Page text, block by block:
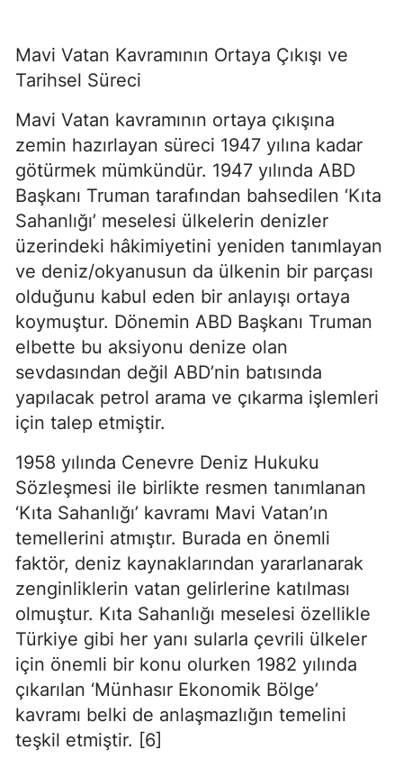
Mavi Vatan Kavramının Ortaya Çıkışı ve
Tarihsel Süreci
Mavi Vatan kavramının ortaya çıkışına
zemin hazırlayan süreci 1947 yılına kadar
götürmek mümkündür. 1947 yılında ABD
Başkanı Truman tarafından bahsedilen ‘Kıta
Sahanlığı’ meselesi ülkelerin denizler
üzerindeki hâkimiyetini yeniden tanımlayan
ve deniz/okyanusun da ülkenin bir parçası
olduğunu kabul eden bir anlayışı ortaya
koymuştur. Dönemin ABD Başkanı Truman
elbette bu aksiyonu denize olan
sevdasından değil ABD’nin batısında
yapılacak petrol arama ve çıkarma işlemleri
için talep etmiştir.
1958 yılında Cenevre Deniz Hukuku
Sözleşmesi ile birlikte resmen tanımlanan
‘Kıta Sahanlığı’ kavramı Mavi Vatan’ın
temellerini atmıştır. Burada en önemli
faktör, deniz kaynaklarından yararlanarak
zenginliklerin vatan gelirlerine katılması
olmuştur. Kıta Sahanlığı meselesi özellikle
Türkiye gibi her yanı sularla çevrili ülkeler
için önemli bir konu olurken 1982 yılında
çıkarılan ‘Münhasır Ekonomik Bölge’
kavramı belki de anlaşmazlığın temelini
teşkil etmiştir. [6]